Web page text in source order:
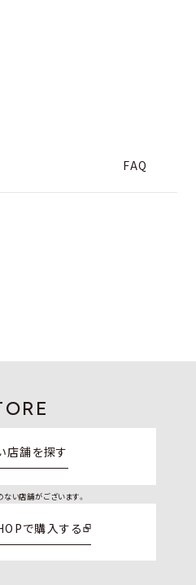
FAQ
店舗を探す
い店舗がございます。
で購入する